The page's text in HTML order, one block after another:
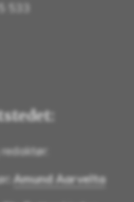
533
: Amund Aarvelta